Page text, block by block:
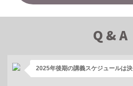
Q & A
2025年後期の講義スケジュールは